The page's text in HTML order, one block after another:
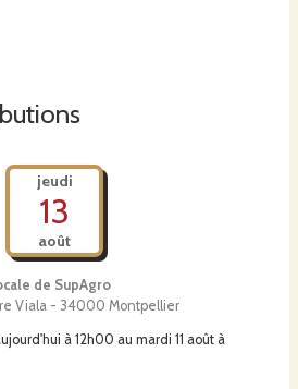
jeudi
13
août
de SupAgro
Viala - 34000 Montpellier
à 12h00 au mardi 11 août à